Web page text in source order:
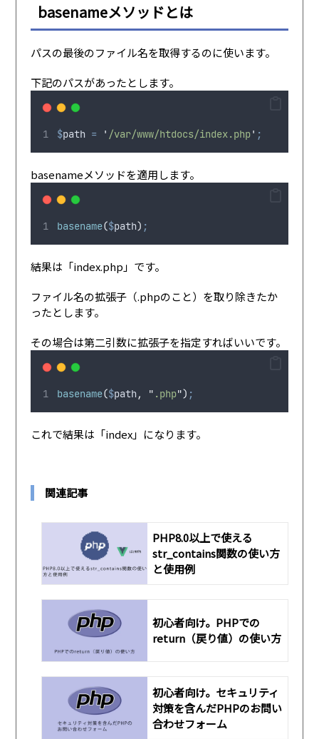
basenameメソッドとは
パスの最後のファイル名を取得するのに使います。
下記のパスがあったとします。
$path = ' /var/www/htdocs/index.php' ;
basenameメソッドを適用します。
basename($path) ;
結果は「index.php」です。
ファイル名の拡張子（.phpのこと）を取り除きたか
ったとします。
その場合は第二引数に拡張子を指定すればいいです。
basename($path, " .php") ;
これで結果は「index」になります。
関連記事
PHP8.0以上で使える
str_contains関数の使い方
と使用例
初心者向け。PHPでの
return（戻り値）の使い方
初心者向け。セキュリティ
対策を含んだPHPのお問い
合わせフォーム